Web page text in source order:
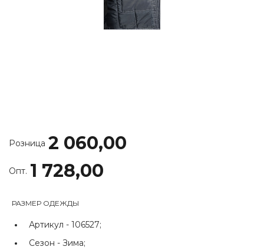
Розница 2 060,00
Опт. 1 728,00
РАЗМЕР ОДЕЖДЫ
Артикул - 106527;
Сезон - Зима;